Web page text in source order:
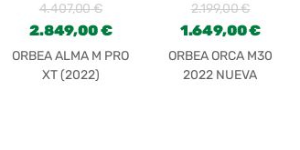
4.407,00€
2.849,00€
ORBEA ALMA M PRO
XT (2022)
2.199,00€
1.649,00€
ORBEA ORCA M30
2022 NUEVA